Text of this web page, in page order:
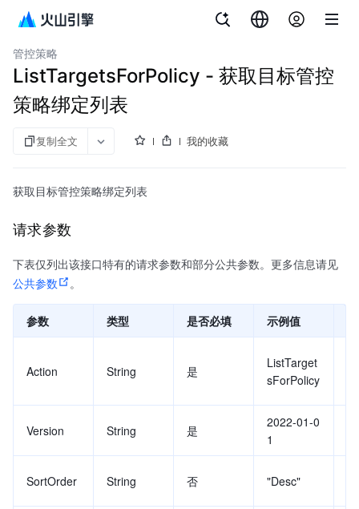
企业组织
管控策略
ListTargetsForPolicy - 获取目标管控
策略绑定列表
复制全文 我的收藏
获取目标管控策略绑定列表
请求参数
下表仅列出该接口特有的请求参数和部分公共参数。更多信息请见
公共参数
。
参数 类型 是否必填 示例值
Action String 是
ListTarget
sForPolicy
Version String 是
2022-01-0
1
SortOrder String 否 "Desc"